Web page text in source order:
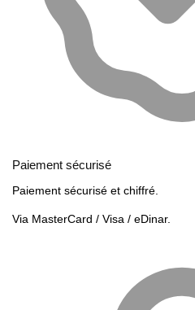
Paiement sécurisé
Paiement sécurisé et chiffré.
Via MasterCard / Visa / eDinar.